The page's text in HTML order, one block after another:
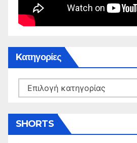
Kατηγορίες
Kατηγορίες
SHORTS